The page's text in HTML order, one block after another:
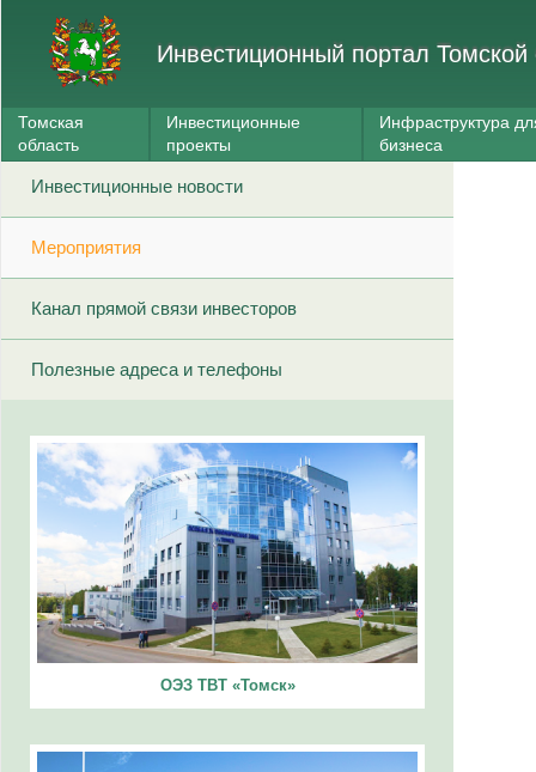
Инвестиционный портал Томской
Томская
область
Инвестиционные
проекты
Инфраструктура
бизнеса
Инвестиционные новости
Мероприятия
Канал прямой связи инвесторов
Полезные адреса и телефоны
ОЭЗ ТВТ «Томск»